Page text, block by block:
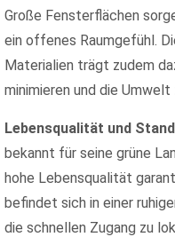
Große Fensterflächen
ein offenes Raumgefühl.
Materialien trägt zudem
minimieren und die Umwelt
Lebensqualität und
bekannt für seine grüne
hohe Lebensqualität
befindet sich in einer
die schnellen Zugang zu